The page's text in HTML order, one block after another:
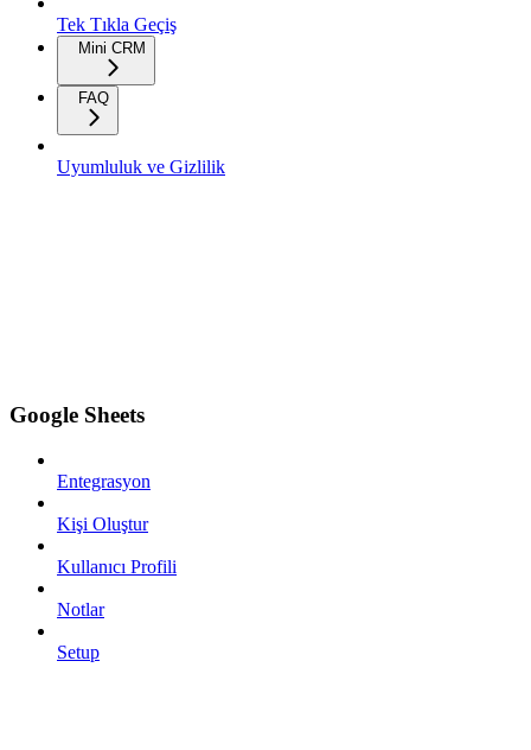
Tek Tıkla Geçiş
Mini CRM
FAQ
Uyumluluk ve Gizlilik
Google Sheets
Entegrasyon
Kişi Oluştur
Kullanıcı Profili
Notlar
Setup